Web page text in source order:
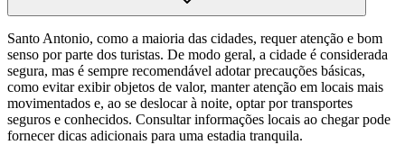
Santo Antonio, como a maioria das cidades, requer atenção e bom
senso por parte dos turistas. De modo geral, a cidade é considerada
segura, mas é sempre recomendável adotar precauções básicas,
como evitar exibir objetos de valor, manter atenção em locais mais
movimentados e, ao se deslocar à noite, optar por transportes
seguros e conhecidos. Consultar informações locais ao chegar pode
fornecer dicas adicionais para uma estadia tranquila.